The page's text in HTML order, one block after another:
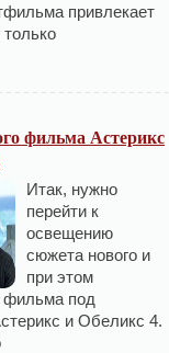
привлекает
фильма Астерикс
Итак, нужно
перейти к
освещению
сюжета нового и
при этом
фильма под
и Обеликс 4.